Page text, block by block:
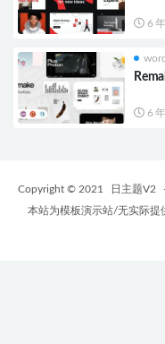
6
6
Copyright © 2021 日主题V2
本站为模板演示站/无实际提